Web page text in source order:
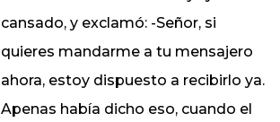
cansado, y exclamó: -Señor, si
quieres mandarme a tu mensajero
ahora, estoy dispuesto a recibirlo ya.
Apenas había dicho eso, cuando el